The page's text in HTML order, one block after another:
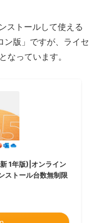
ストールして使える
ン版」ですが、ライセ
なっています。
1年版)|オンライン
トール台数無制限